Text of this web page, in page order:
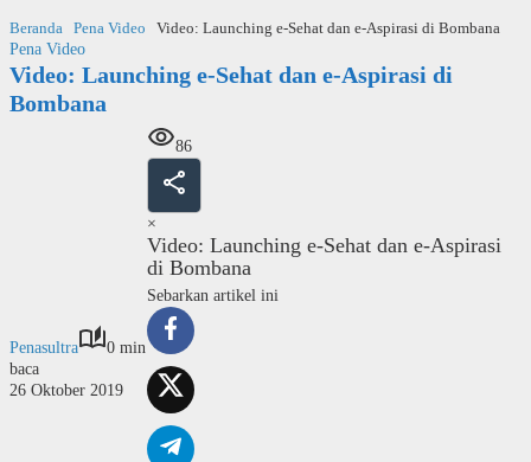
ke
konten
Beranda Pena Video
Video: Launching e-Sehat dan e-Aspirasi di Bombana
Pena Video
Video: Launching e-Sehat dan e-Aspirasi di
Bombana
Penasultra
0 min
baca
26 Oktober 2019
86
×
Video: Launching e-Sehat dan e-Aspirasi
di Bombana
Sebarkan artikel ini